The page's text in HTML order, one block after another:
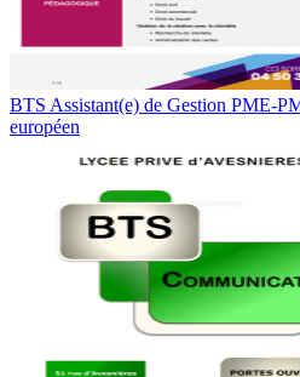
BTS Assistant(e) de Gestion PME-
européen